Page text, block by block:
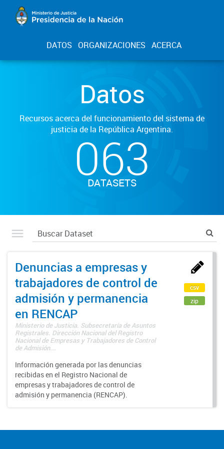
DATOS ORGANIZACIONES ACERCA
Datos
Recursos acerca del funcionamiento del sistema de
justicia de la República Argentina.
063
DATASETS
Denuncias a empresas y
trabajadores de control de
admisión y permanencia
en RENCAP
Ministerio de Justicia. Subsecretaría de Asuntos
Registrales. Dirección Nacional del Registro
Nacional de Empresas y Trabajadores de Control
de Admisión...
Información generada por las denuncias
recibidas en el Registro Nacional de
empresas y trabajadores de control de
admisión y permanencia (RENCAP).
csv
zip